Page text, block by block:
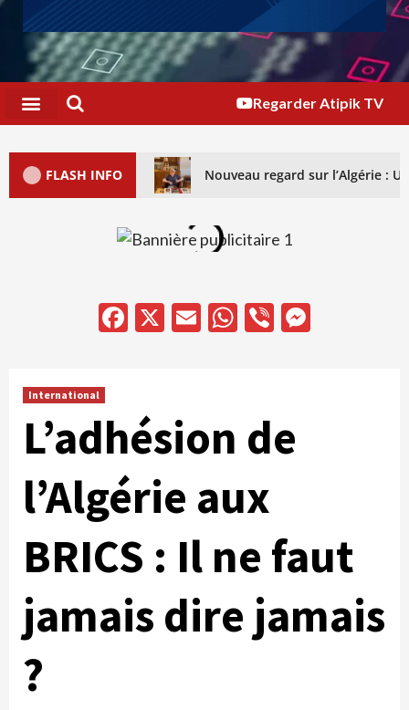
Regarder Atipik TV
FLASH INFO Nouveau regard sur l’Algérie :
Facebook
X EmailWhatsApp
Viber
International
L’adhésion de
l’Algérie aux
BRICS : Il ne faut
jamais dire jamais
?